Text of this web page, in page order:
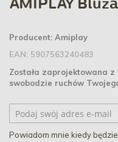
AMIPLAY
Producent: Amiplay
EAN: 5907563240483
Została zaprojektowana
swobodzie ruchów
Powiadom mnie kiedy